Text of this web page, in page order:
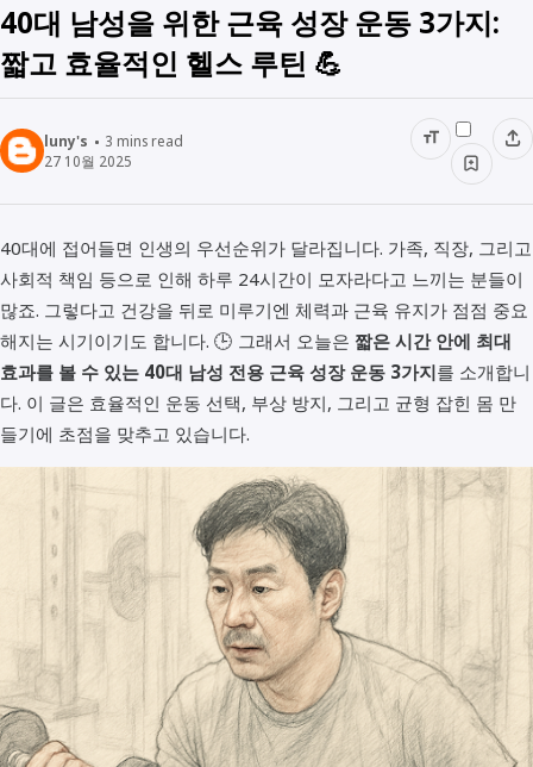
40대 남성을 위한 근육 성장 운동 3가지:
짧고 효율적인 헬스 루틴 💪
luny's 3 mins read
27 10월 2025
40대에 접어들면 인생의 우선순위가 달라집니다. 가족, 직장, 그리고
사회적 책임 등으로 인해 하루 24시간이 모자라다고 느끼는 분들이
많죠. 그렇다고 건강을 뒤로 미루기엔 체력과 근육 유지가 점점 중요
해지는 시기이기도 합니다. 🕒 그래서 오늘은 짧은 시간 안에 최대
효과를 볼 수 있는 40대 남성 전용 근육 성장 운동 3가지를 소개합니
다. 이 글은 효율적인 운동 선택, 부상 방지, 그리고 균형 잡힌 몸 만
들기에 초점을 맞추고 있습니다.